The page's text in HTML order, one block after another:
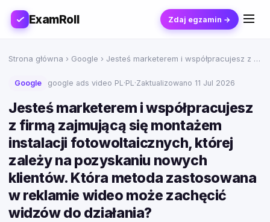
ExamRoll Zdaj egzamin →
Strona główna › Google › Jesteś marketerem i współpracujesz z …
Google google ads video PL·PL·Zaktualizowano 11 Jul 2026
Jesteś marketerem i współpracujesz
z firmą zajmującą się montażem
instalacji fotowoltaicznych, której
zależy na pozyskaniu nowych
klientów. Która metoda zastosowana
w reklamie wideo może zachęcić
widzów do działania?